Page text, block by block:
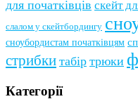
для початківців скейт
слалом у скейтбордингу
сноубордистам початківцям
стрибки табір трюки
Категорії